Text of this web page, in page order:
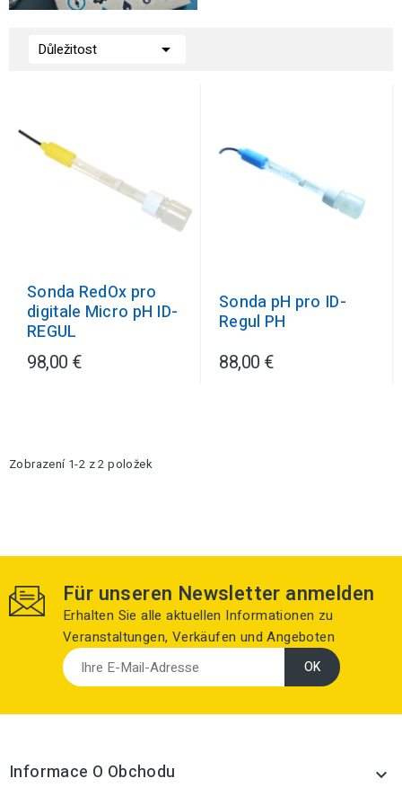
Důležitost 
Sonda RedOx pro
digitale Micro pH ID-
REGUL
98,00 €
Sonda pH pro ID-
Regul PH
88,00 €
Zobrazení 1-2 z 2 položek
Für unseren Newsletter anmelden
Erhalten Sie alle aktuellen Informationen zu
Veranstaltungen, Verkäufen und Angeboten
Informace O Obchodu 